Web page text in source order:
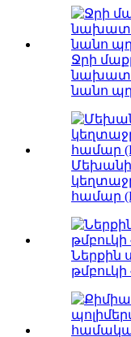
Ջրի
նանո
համար
Ներքին